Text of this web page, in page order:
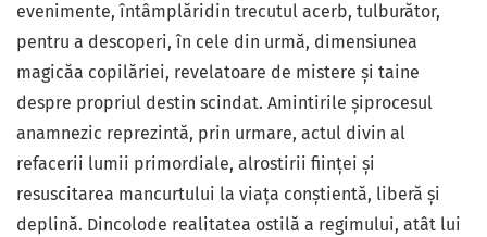
evenimente, întâmplăridin trecutul acerb, tulburător,
pentru a descoperi, în cele din urmă, dimensiunea
magicăa copilăriei, revelatoare de mistere și taine
despre propriul destin scindat. Amintirile șiprocesul
anamnezic reprezintă, prin urmare, actul divin al
refacerii lumii primordiale, alrostirii ființei și
resuscitarea mancurtului la viața conștientă, liberă și
deplină. Dincolode realitatea ostilă a regimului, atât lui